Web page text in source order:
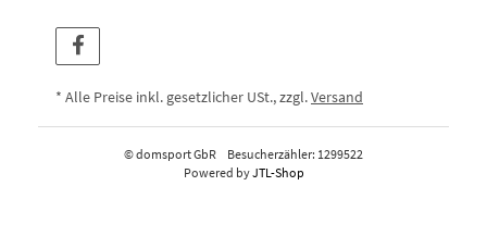
* Alle Preise inkl. gesetzlicher USt., zzgl.Versand
© domsport GbR
Besucherzähler: 1299522
Powered byJTL-Shop